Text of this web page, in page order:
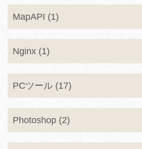
MapAPI (1)
Nginx (1)
PCツール (17)
Photoshop (2)